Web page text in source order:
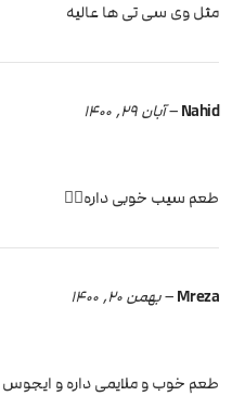
مثل وی سی تی ها عالیه
Nahid
–آبان 29, 1400
طعم سیب خوبی داره👌🏻
Mreza
–بهمن 20, 1400
طعم خوب و ملایمی داره و